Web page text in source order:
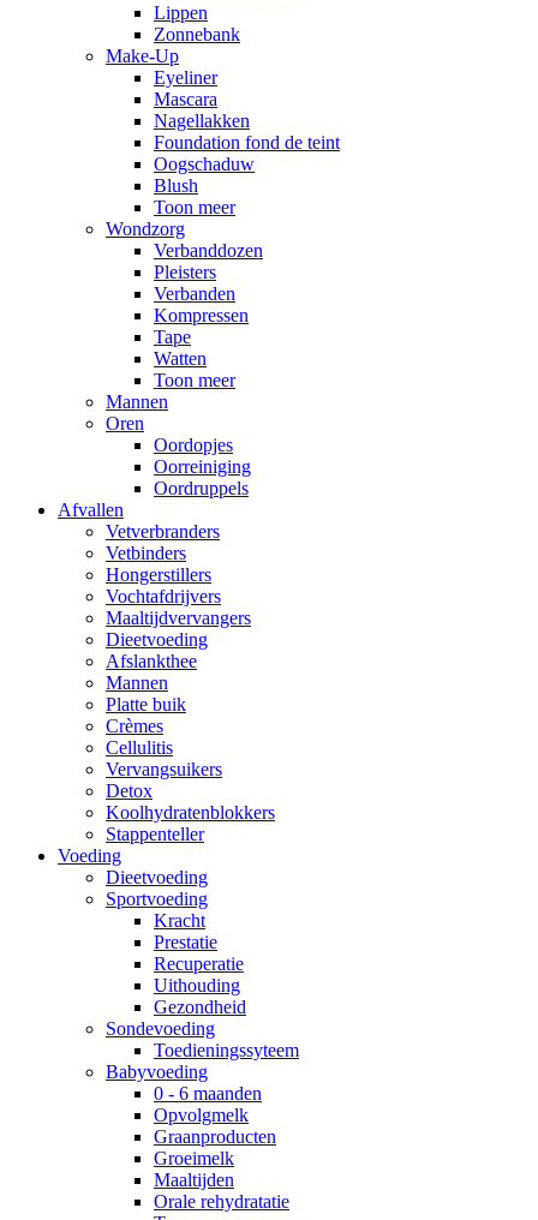
Lippen
Zonnebank
Make-Up
Eyeliner
Mascara
Nagellakken
Foundation fond de teint
Oogschaduw
Blush
Toon meer
Wondzorg
Verbanddozen
Pleisters
Verbanden
Kompressen
Tape
Watten
Toon meer
Mannen
Oren
Oordopjes
Oorreiniging
Oordruppels
Afvallen
Vetverbranders
Vetbinders
Hongerstillers
Vochtafdrijvers
Maaltijdvervangers
Dieetvoeding
Afslankthee
Mannen
Platte buik
Crèmes
Cellulitis
Vervangsuikers
Detox
Koolhydratenblokkers
Stappenteller
Voeding
Dieetvoeding
Sportvoeding
Kracht
Prestatie
Recuperatie
Uithouding
Gezondheid
Sondevoeding
Toedieningssyteem
Babyvoeding
0 - 6 maanden
Opvolgmelk
Graanproducten
Groeimelk
Maaltijden
Orale rehydratatie